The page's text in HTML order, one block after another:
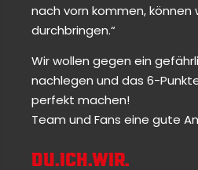
nach vorn kommen, können
durchbringen.“
Wir wollen gegen ein
nachlegen und das 6-
perfekt machen!
Team und Fans eine gute
DU.ICH.WIR.